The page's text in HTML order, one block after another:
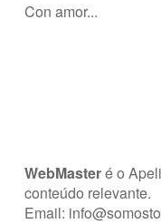
Con amor...
WebMasteré o
conteúdo relevante.
Email: